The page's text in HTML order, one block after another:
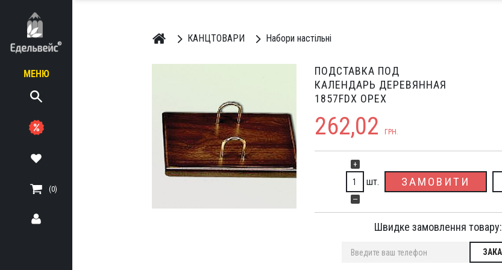
МЕНЮ
(0)
КАНЦТОВАРИ Набори настільні
ПОДСТАВКА ПОД
КАЛЕНДАРЬ ДЕРЕВЯННАЯ
1857FDX ОРЕХ
262,02 ГРН.
+
шт.
—
ЗАМОВИТИ
Швидке замовлення товару: